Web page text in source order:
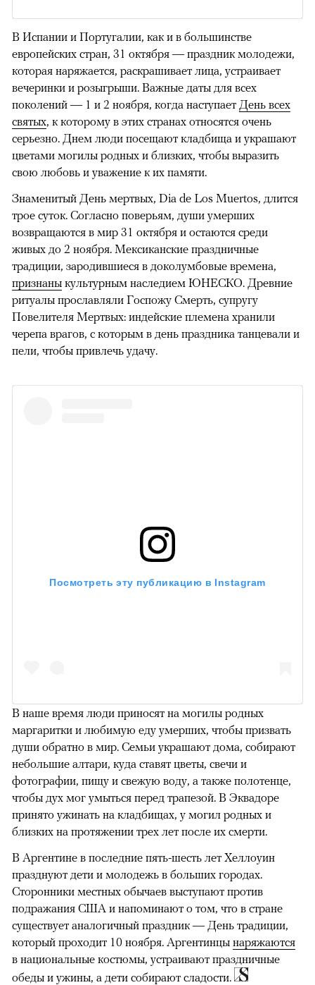
В Испании и Португалии, как и в большинстве
европейских стран, 31 октября — праздник молодежи,
которая наряжается, раскрашивает лица, устраивает
вечеринки и розыгрыши. Важные даты для всех
поколений — 1 и 2 ноября, когда наступает День всех
святых, к которому в этих странах относятся очень
серьезно. Днем люди посещают кладбища и украшают
цветами могилы родных и близких, чтобы выразить
свою любовь и уважение к их памяти.
Знаменитый День мертвых, Dia de Los Muertos, длится
трое суток. Согласно поверьям, души умерших
возвращаются в мир 31 октября и остаются среди
живых до 2 ноября. Мексиканские праздничные
традиции, зародившиеся в доколумбовые времена,
признаны культурным наследием ЮНЕСКО. Древние
ритуалы прославляли Госпожу Смерть, супругу
Повелителя Мертвых: индейские племена хранили
черепа врагов, с которым в день праздника танцевали и
пели, чтобы привлечь удачу.
Посмотреть эту публикацию в Instagram
В наше время люди приносят на могилы родных
маргаритки и любимую еду умерших, чтобы призвать
души обратно в мир. Семьи украшают дома, собирают
небольшие алтари, куда ставят цветы, свечи и
фотографии, пищу и свежую воду, а также полотенце,
чтобы дух мог умыться перед трапезой. В Эквадоре
принято ужинать на кладбищах, у могил родных и
близких на протяжении трех лет после их смерти.
В Аргентине в последние пять-шесть лет Хеллоуин
празднуют дети и молодежь в больших городах.
Сторонники местных обычаев выступают против
подражания США и напоминают о том, что в стране
существует аналогичный праздник — День традиции,
который проходит 10 ноября. Аргентинцы наряжаются
в национальные костюмы, устраивают праздничные
обеды и ужины, а дети собирают сладости.